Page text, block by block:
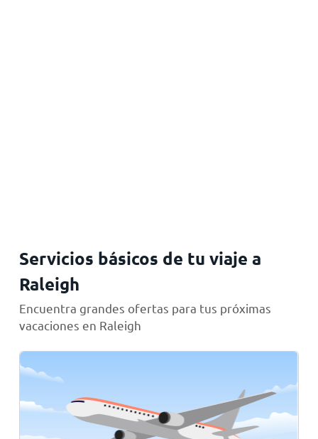
Servicios básicos de tu viaje a
Raleigh
Encuentra grandes ofertas para tus próximas
vacaciones en Raleigh